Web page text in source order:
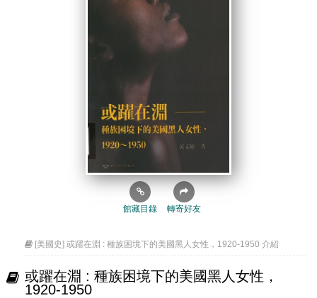
館藏目錄 轉寄好友
[美國史] 或躍在淵 : 種族困境下的美國黑人女性，1920-1950 介紹
或躍在淵 : 種族困境下的美國黑人女性，
1920-1950